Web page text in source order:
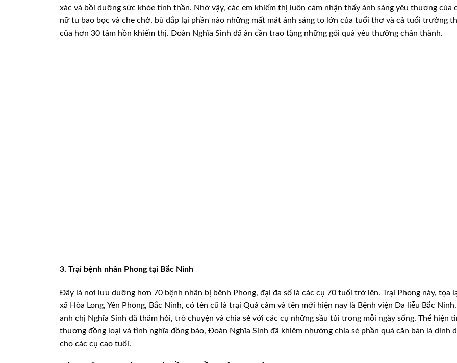
xác và bồi dưỡng sức khỏe tinh thần. Nhờ vậy, các em khiếm thị luôn cảm nhận thấy ánh sáng yêu thương của
nữ tu bao bọc và che chở, bù đắp lại phần nào những mất mát ánh sáng to lớn của tuổi thơ và cả tuổi trưởng
của hơn 30 tâm hồn khiếm thị. Đoàn Nghĩa Sinh đã ân cần trao tặng những gói quà yêu thưởng chân thành.
3. Trại bệnh nhân Phong tại Bắc Ninh
Đây là nơi lưu dưỡng hơn 70 bệnh nhân bị bênh Phong, đại đa số là các cụ 70 tuổi trở lên. Trại Phong này, tọa
xã Hòa Long, Yên Phong, Bắc Ninh, có tên cũ là trại Quả cảm và tên mới hiện nay là Bệnh viện Da liễu Bắc
anh chị Nghĩa Sinh đã thăm hỏi, trò chuyện và chia sẻ với các cụ những sầu tủi trong mỗi ngày sống. Thể hiện
thương đồng loại và tình nghĩa đồng bào, Đoàn Nghĩa Sinh đã khiêm nhường chia sẻ phần quà căn bản là dinh
cho các cụ cao tuổi.